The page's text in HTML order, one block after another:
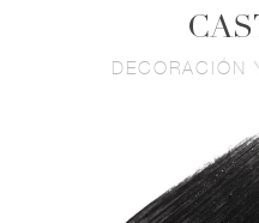
DECORACIÓN